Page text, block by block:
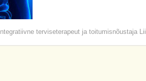
Integratiivne terviseterapeut ja toitumisnõustaja